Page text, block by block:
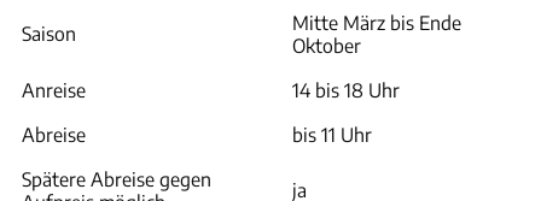
Saison
Mitte März bis Ende
Oktober
Anreise
14 bis 18 Uhr
Abreise
bis 11 Uhr
Spätere Abreise gegen
ja